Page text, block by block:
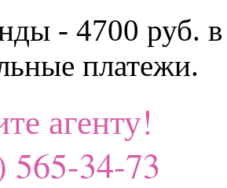
- 4700 руб.
платежи.
агенту!
565-34-73